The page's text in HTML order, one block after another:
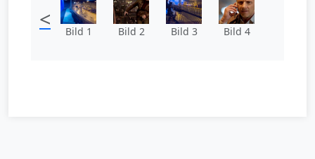
< Bild 1 Bild 2 Bild 3 Bild 4